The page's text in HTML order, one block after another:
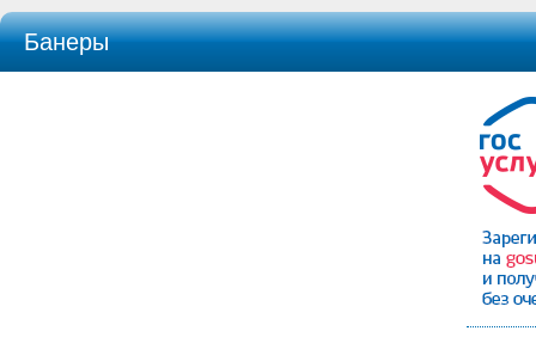
Банеры